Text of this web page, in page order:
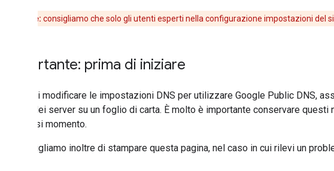
Attenzione: consigliamo che solo gli utenti esperti nella configurazione impostazioni del
Importante: prima di iniziare
Prima di modificare le impostazioni DNS per utilizzare Google Public DNS,
attuali dei server su un foglio di carta. È molto è importante conservare
qualsiasi momento.
Ti consigliamo inoltre di stampare questa pagina, nel caso in cui rilevi un